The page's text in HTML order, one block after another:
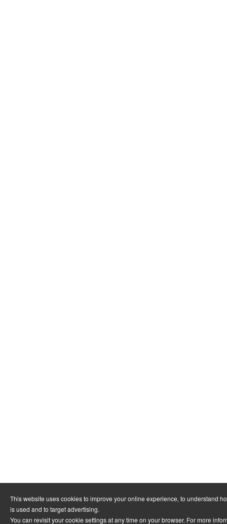
This website uses cookies to improve your online experience, to understand
is used and to target advertising.
You can revisit your cookie settings at any time on your browser. For more